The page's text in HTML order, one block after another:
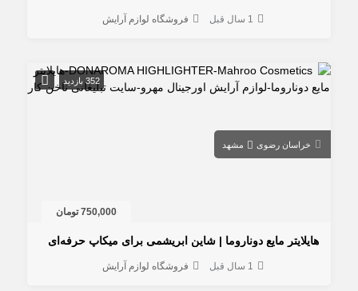
1 سال قبل فروشگاه لوازم آرایش
352 بازدید
خراسان رضوی مشهد
750,000 تومان
هایلایتر مایع دوناروما | شاین ابریشمی برای میکاپ‌ حرفه‌ای
1 سال قبل فروشگاه لوازم آرایش